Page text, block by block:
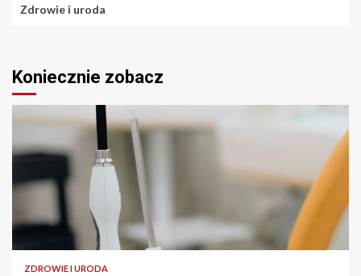
Zdrowie i uroda
Koniecznie zobacz
ZDROWIE I URODA